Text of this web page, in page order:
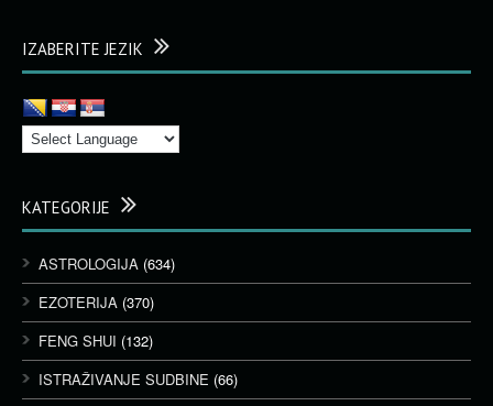
IZABERITE JEZIK
KATEGORIJE
ASTROLOGIJA (634)
EZOTERIJA (370)
FENG SHUI (132)
ISTRAŽIVANJE SUDBINE (66)